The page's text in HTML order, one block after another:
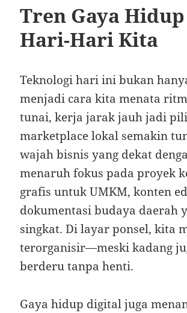
Tren Gaya
Hari-Hari Kita
Teknologi hari ini bukan
menjadi cara kita menata
tunai, kerja jarak jauh jadi
marketplace lokal semakin
wajah bisnis yang dekat
menaruh fokus pada proyek
grafis untuk UMKM, konten
dokumentasi budaya daerah
singkat. Di layar ponsel, kita
terorganisir—meski kadang
berderu tanpa henti.
Gaya hidup digital juga